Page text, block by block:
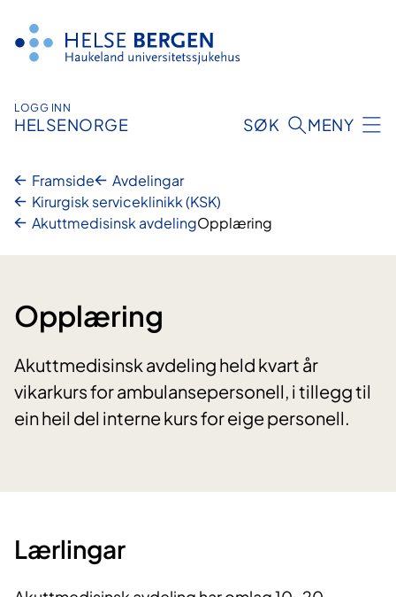
innhald
LOGG INN
HELSENORGE SØK MENY
Framside
Avdelingar
Kirurgisk serviceklinikk (KSK)
Akuttmedisinsk avdelingOpplæring
Opplæring
Akuttmedisinsk avdeling held kvart år
vikarkurs for ambulansepersonell, i tillegg til
ein heil del interne kurs for eige personell.
Lærlingar